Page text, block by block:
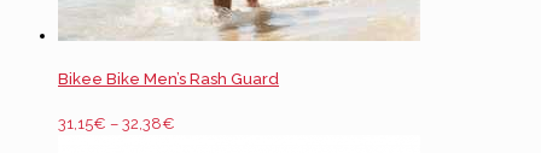
Bikee Bike Men’s Rash Guard
31,15€ – 32,38€